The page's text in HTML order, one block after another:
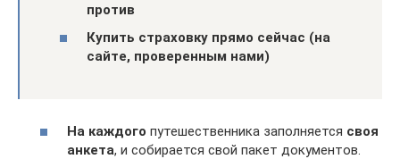
против
Купить страховку прямо сейчас (на
сайте, проверенным нами)
На каждого путешественника заполняется своя
анкета, и собирается свой пакет документов.